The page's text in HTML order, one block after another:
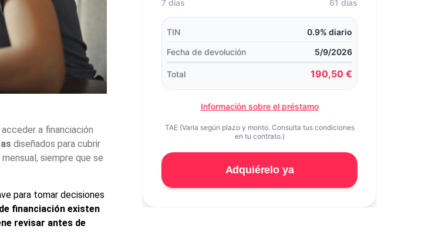
a financiación
diseñados para cubrir
siempre que se
para tomar decisiones
financiación existen
revisar antes de